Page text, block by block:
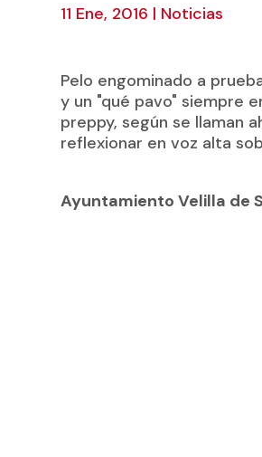
11 Ene, 2016 | Noticias
Pelo engominado a
y un "qué pavo" siempre
preppy, según se llaman
reflexionar en voz alta
Ayuntamiento Velilla de